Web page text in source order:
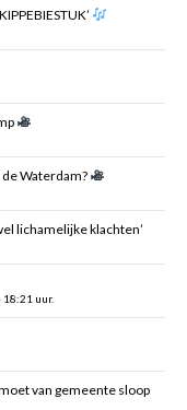
Waterdam?
lichamelijke klachten’
18:21 uur.
van gemeente sloop